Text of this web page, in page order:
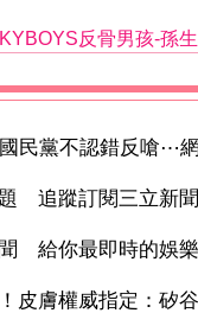
反骨男孩-孫
民黨不認錯反嗆⋯
追蹤訂閱三立新
給你最即時的娛
皮膚權威指定：矽